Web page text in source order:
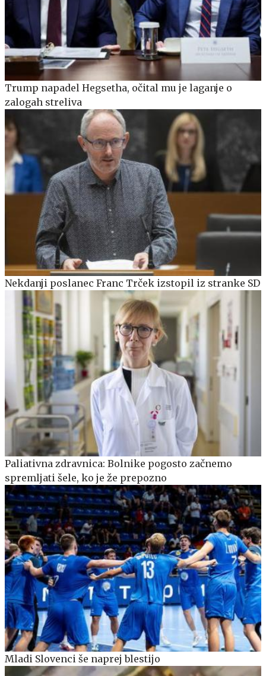
Trump napadel Hegsetha, očital mu je laganje o
zalogah streliva
Nekdanji poslanec Franc Trček izstopil iz stranke SD
Paliativna zdravnica: Bolnike pogosto začnemo
spremljati šele, ko je že prepozno
Mladi Slovenci še naprej blestijo